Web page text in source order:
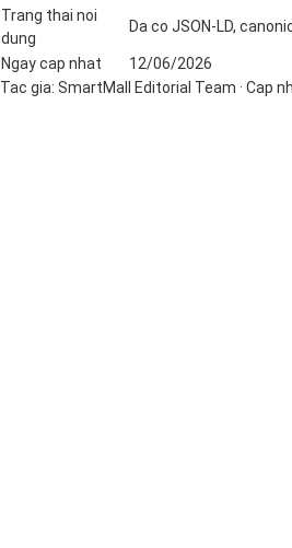
Trang thai noi
dung
Da co JSON-LD,
Ngay cap nhat
12/06/2026
Tac gia: SmartMall Editorial Team · Cap